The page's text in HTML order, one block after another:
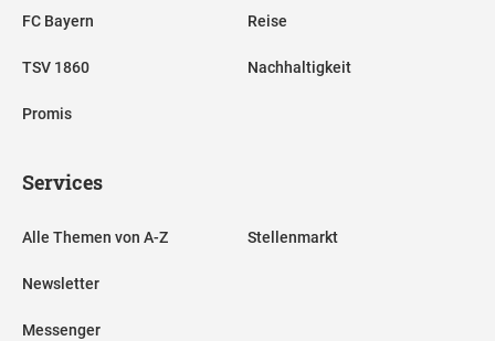
FC Bayern
TSV 1860
Promis
Reise
Nachhaltigkeit
Services
Alle Themen von A-Z
Newsletter
Messenger
Stellenmarkt